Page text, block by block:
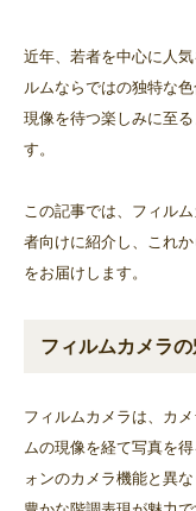
近年、若者を中心に人
ルムならではの独特な
現像を待つ楽しみに至
す。
この記事では、フィル
者向けに紹介し、これ
をお届けします。
フィルムカメラ
フィルムカメラは、カ
ムの現像を経て写真を
ォンのカメラ機能と異